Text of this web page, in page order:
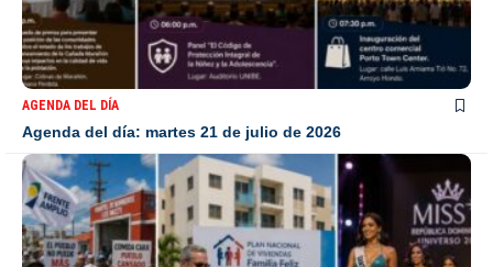
AGENDA DEL DÍA
Agenda del día: martes 21 de julio de 2026